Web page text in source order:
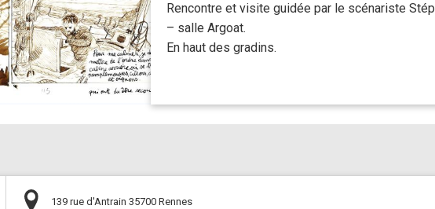
Rencontre et visite guidée par le scénariste
– salle Argoat.
En haut des gradins.
139 rue d'Antrain 35700 Rennes